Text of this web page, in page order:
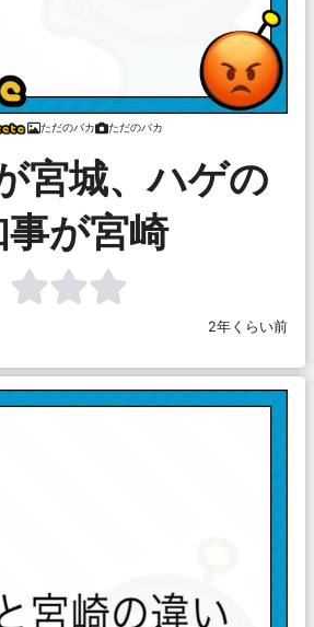
ただのバカ ただのバカ
宮城、ハゲの
事が宮崎
2年くらい前